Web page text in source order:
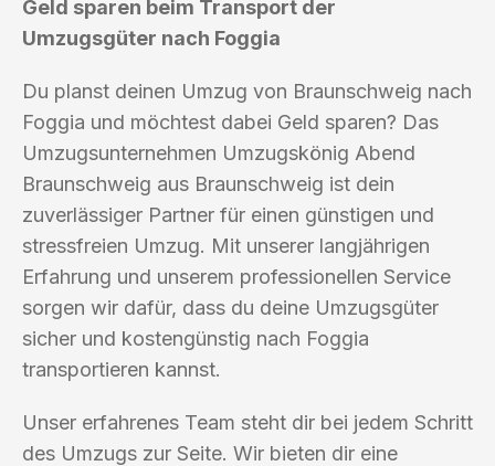
Geld sparen beim Transport der
Umzugsgüter nach Foggia
Du planst deinen Umzug von Braunschweig nach
Foggia und möchtest dabei Geld sparen? Das
Umzugsunternehmen Umzugskönig Abend
Braunschweig aus Braunschweig ist dein
zuverlässiger Partner für einen günstigen und
stressfreien Umzug. Mit unserer langjährigen
Erfahrung und unserem professionellen Service
sorgen wir dafür, dass du deine Umzugsgüter
sicher und kostengünstig nach Foggia
transportieren kannst.
Unser erfahrenes Team steht dir bei jedem Schritt
des Umzugs zur Seite. Wir bieten dir eine